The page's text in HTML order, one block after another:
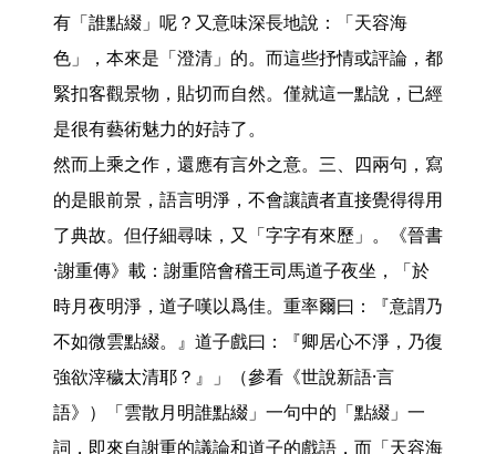
有「誰點綴」呢？又意味深長地說：「天容海
色」，本來是「澄清」的。而這些抒情或評論，都
緊扣客觀景物，貼切而自然。僅就這一點說，已經
是很有藝術魅力的好詩了。
然而上乘之作，還應有言外之意。三、四兩句，寫
的是眼前景，語言明淨，不會讓讀者直接覺得得用
了典故。但仔細尋味，又「字字有來歷」。《晉書
·謝重傳》載：謝重陪會稽王司馬道子夜坐，「於
時月夜明淨，道子嘆以爲佳。重率爾曰：『意謂乃
不如微雲點綴。』道子戲曰：『卿居心不淨，乃復
強欲滓穢太清耶？』」（參看《世說新語·言
語》）「雲散月明誰點綴」一句中的「點綴」一
詞，即來自謝重的議論和道子的戲語，而「天容海